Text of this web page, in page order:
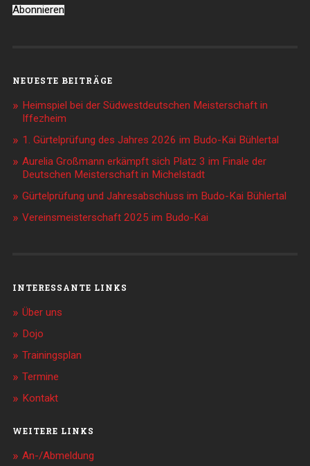
Abonnieren
NEUESTE BEITRÄGE
Heimspiel bei der Südwestdeutschen Meisterschaft in
Iffezheim
1. Gürtelprüfung des Jahres 2026 im Budo-Kai Bühlertal
Aurelia Großmann erkämpft sich Platz 3 im Finale der
Deutschen Meisterschaft in Michelstadt
Gürtelprüfung und Jahresabschluss im Budo-Kai Bühlertal
Vereinsmeisterschaft 2025 im Budo-Kai
INTERESSANTE LINKS
Über uns
Dojo
Trainingsplan
Termine
Kontakt
WEITERE LINKS
An-/Abmeldung